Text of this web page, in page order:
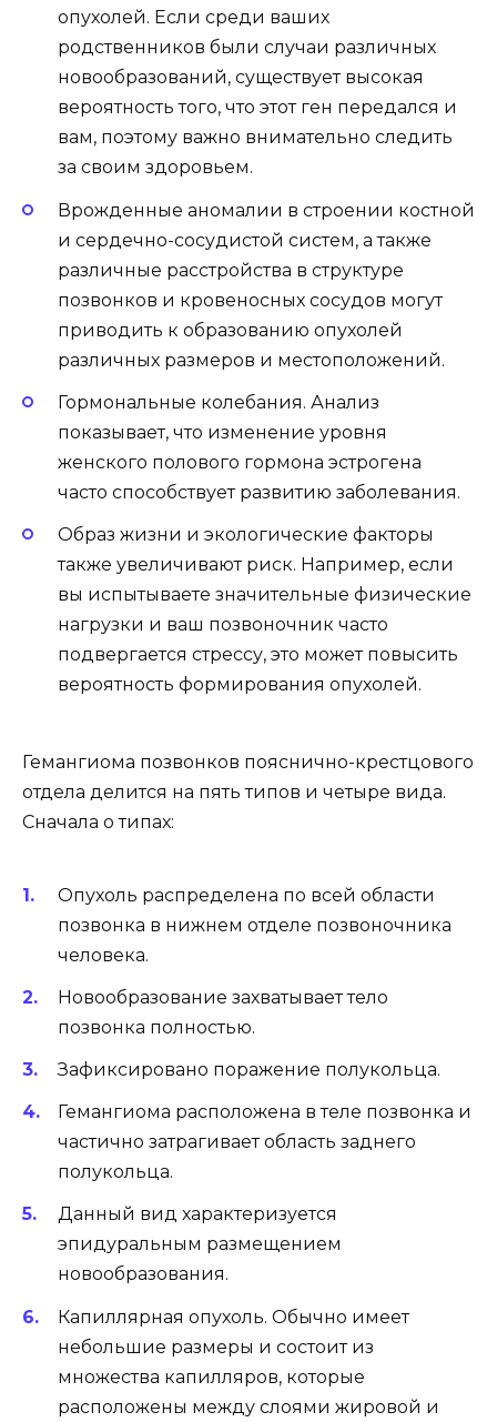
опухолей. Если среди ваших
родственников были случаи различных
новообразований, существует высокая
вероятность того, что этот ген передался и
вам, поэтому важно внимательно следить
за своим здоровьем.
Врожденные аномалии в строении костной
и сердечно-сосудистой систем, а также
различные расстройства в структуре
позвонков и кровеносных сосудов могут
приводить к образованию опухолей
различных размеров и местоположений.
Гормональные колебания. Анализ
показывает, что изменение уровня
женского полового гормона эстрогена
часто способствует развитию заболевания.
Образ жизни и экологические факторы
также увеличивают риск. Например, если
вы испытываете значительные физические
нагрузки и ваш позвоночник часто
подвергается стрессу, это может повысить
вероятность формирования опухолей.
Гемангиома позвонков пояснично-крестцового
отдела делится на пять типов и четыре вида.
Сначала о типах:
Опухоль распределена по всей области
позвонка в нижнем отделе позвоночника
человека.
Новообразование захватывает тело
позвонка полностью.
Зафиксировано поражение полукольца.
Гемангиома расположена в теле позвонка и
частично затрагивает область заднего
полукольца.
Данный вид характеризуется
эпидуральным размещением
новообразования.
Капиллярная опухоль. Обычно имеет
небольшие размеры и состоит из
множества капилляров, которые
расположены между слоями жировой и